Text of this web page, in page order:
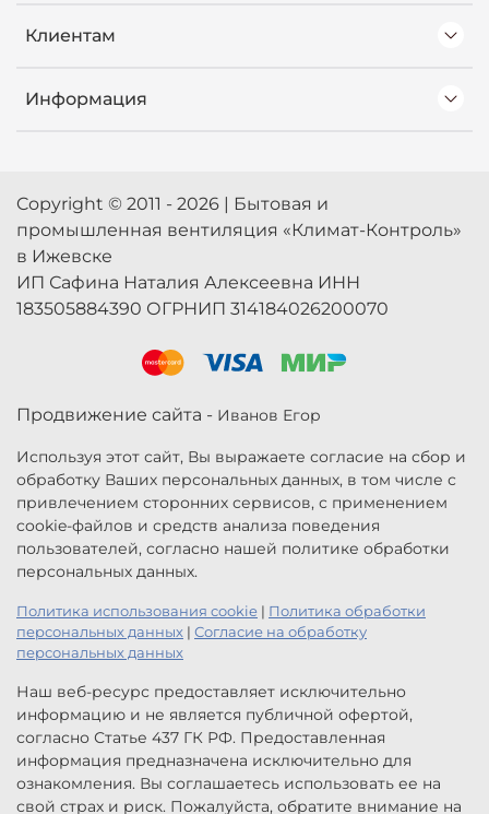
Клиентам
Информация
Copyright © 2011 - 2026 | Бытовая и
промышленная вентиляция «Климат-Контроль»
в Ижевске
ИП Сафина Наталия Алексеевна ИНН
183505884390 ОГРНИП 314184026200070
Продвижение сайта - Иванов Егор
Используя этот сайт, Вы выражаете согласие на сбор и
обработку Ваших персональных данных, в том числе с
привлечением сторонних сервисов, с применением
cookie-файлов и средств анализа поведения
пользователей, согласно нашей политике обработки
персональных данных.
Политика использования cookie | Политика обработки
персональных данных | Согласие на обработку
персональных данных
Наш веб-ресурс предоставляет исключительно
информацию и не является публичной офертой,
согласно Статье 437 ГК РФ. Предоставленная
информация предназначена исключительно для
ознакомления. Вы соглашаетесь использовать ее на
свой страх и риск. Пожалуйста, обратите внимание на